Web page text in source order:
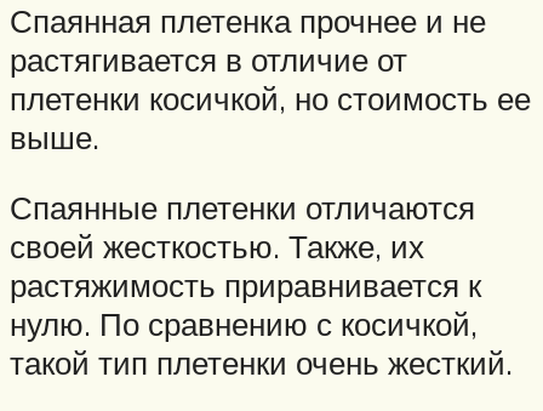
Спаянная плетенка прочнее и не
растягивается в отличие от
плетенки косичкой, но стоимость ее
выше.
Спаянные плетенки отличаются
своей жесткостью. Также, их
растяжимость приравнивается к
нулю. По сравнению с косичкой,
такой тип плетенки очень жесткий.